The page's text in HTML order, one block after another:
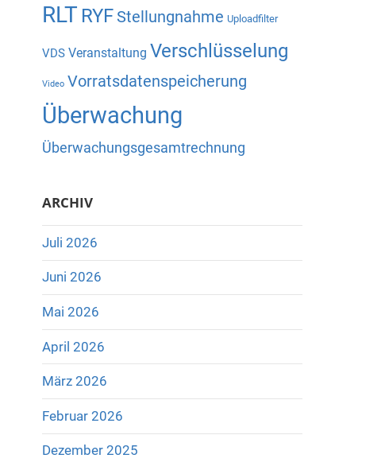
RLT RYF Stellungnahme Uploadfilter
VDS Veranstaltung Verschlüsselung
Video Vorratsdatenspeicherung
Überwachung
Überwachungsgesamtrechnung
ARCHIV
Juli 2026
Juni 2026
Mai 2026
April 2026
März 2026
Februar 2026
Dezember 2025